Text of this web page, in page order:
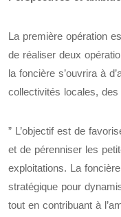
La première opération
de réaliser deux
la foncière s’ouvrira à
collectivités locales,
” L’objectif est de
et de pérenniser les
exploitations. La
stratégique pour
tout en contribuant à